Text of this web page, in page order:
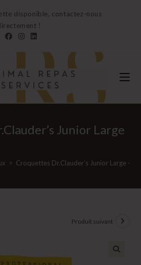
disponible, contactez-nous
!
Junior Large
> Croquettes Dr.Clauder’s Junior Large –
Produit suivant